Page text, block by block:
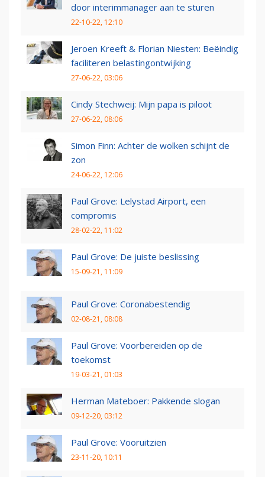
door interimmanager aan te sturen
22-10-22, 12:10
Jeroen Kreeft & Florian Niesten: Beëindig
faciliteren belastingontwijking
27-06-22, 03:06
Cindy Stechweij: Mijn papa is piloot
27-06-22, 08:06
Simon Finn: Achter de wolken schijnt de
zon
24-06-22, 12:06
Paul Grove: Lelystad Airport, een
compromis
28-02-22, 11:02
Paul Grove: De juiste beslissing
15-09-21, 11:09
Paul Grove: Coronabestendig
02-08-21, 08:08
Paul Grove: Voorbereiden op de
toekomst
19-03-21, 01:03
Herman Mateboer: Pakkende slogan
09-12-20, 03:12
Paul Grove: Vooruitzien
23-11-20, 10:11